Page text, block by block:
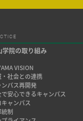
学院の取り組み
VISION
社会との連携
ンパス再開発
安心できるキャンパス
キャンパス
制